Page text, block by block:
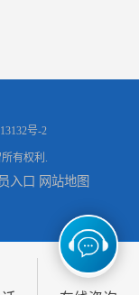
湖南常德强夯施工队伍公司厂房地基强夯施工
号-2
有权利.
入口 网站地图